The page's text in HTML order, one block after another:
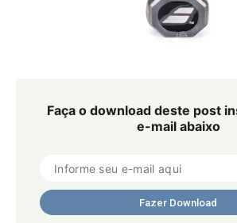
Faça o download deste post
e-mail abaixo